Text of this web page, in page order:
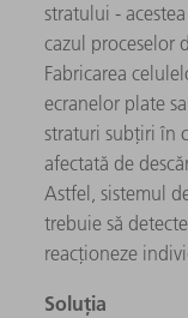
stratului -
cazul proceselor
Fabricarea
ecranelor plate
straturi subțiri în
afectată de
Astfel, sistemul
trebuie să
reacționeze
Soluția